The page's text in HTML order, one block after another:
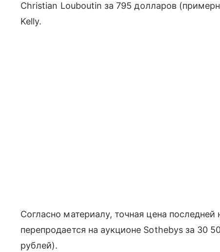
Christian Louboutin за 795 долларов
Kelly.
Согласно материалу, точная цена
перепродается на аукционе Sothebys за 30
рублей).